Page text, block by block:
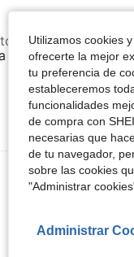
la tela no se ve
Ver Más
Utilizamos cookies
ofrecerte la mejor
tu preferencia de
estableceremos
funcionalidades
de compra con
necesarias que
de tu navegador,
sobre las cookies
"Administrar
Administrar